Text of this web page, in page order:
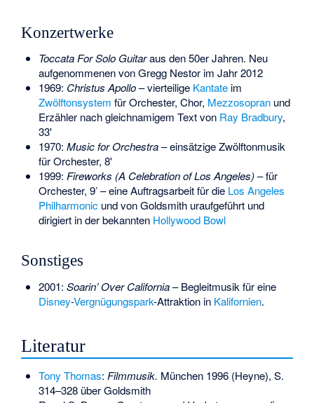
Konzertwerke
Toccata For Solo Guitaraus den 50er Jahren. Neu
aufgenommenen vonGregg Nestorim Jahr 2012
1969: Christus Apollo– vierteilige Kantateim
Zwölftonsystem für Orchester, Chor, Mezzosopranund
Erzähler nach gleichnamigem Text von Ray Bradbury,
33'
1970: Music for Orchestra– einsätzige Zwölftonmusik
für Orchester, 8'
1999: Fireworks (A Celebration of Los Angeles)– für
Orchester, 9’ – eine Auftragsarbeit für die Los Angeles
Philharmonicund von Goldsmith uraufgeführt und
dirigiert in der bekannten Hollywood Bowl
Sonstiges
2001: Soarin’ Over California– Begleitmusik für eine
Disney-Vergnügungspark-Attraktion in Kalifornien.
Literatur
Tony Thomas: Filmmusik. München 1996 (Heyne), S.
314–328 über Goldsmith